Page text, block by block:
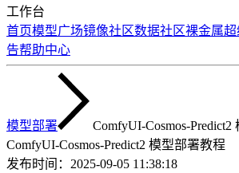
工作台
首页模型广场镜像社区数据社区裸金属超
告帮助中心
模型部署
ComfyUI-Cosmos-
ComfyUI-Cosmos-Predict2 模型部署教程
发布时间： 2025-09-05 11:38:18